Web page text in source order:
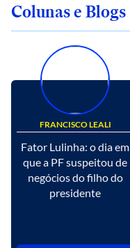
Colunas e Blogs
FRANCISCO LEALI
Fator Lulinha: o dia em
que a PF suspeitou de
negócios do filho do
presidente